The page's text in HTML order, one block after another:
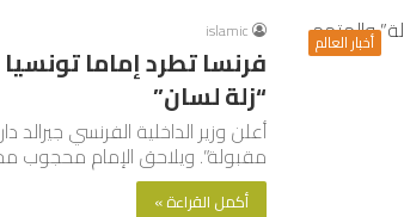
أخبار العالم islamic
فرنسا تطرد إماما
“زلة لسان”
أعلن وزير الداخلية الفرنسي
مقبولة”. ويلاحق الإمام محجوب
أكمل القراءة »